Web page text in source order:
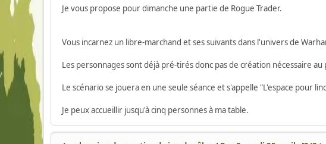
Je vous propose pour dimanche une partie de Rogue Trader.
Vous incarnez un libre-marchand et ses suivants dans l'univers de
Les personnages sont déjà pré-tirés donc pas de création nécessaire au
Le scénario se jouera en une seule séance et s'appelle "L'espace pour
Je peux accueillir jusqu'à cinq personnes à ma table.